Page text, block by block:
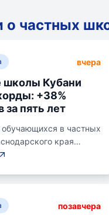
о частных
вчера
школы Кубани
+38%
за пять лет
обучающихся в частных
края
за последние пять
частного
позавчера